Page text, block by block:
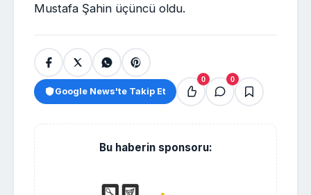
Mustafa Şahin üçüncü oldu.
Google News'te Takip Et
0 0
Bu haberin sponsoru: